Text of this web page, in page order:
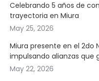
Celebrando 5 años de
trayectoria en Miura
May 25, 2026
Miura presente en el 2do
impulsando alianzas que
May 22, 2026